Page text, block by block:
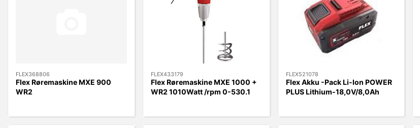
FLEX368806
Flex Røremaskine MXE 900
WR2
FLEX433179
Flex Røremaskine MXE 1000 +
WR2 1010Watt /rpm 0-530.1
FLEX521078
Flex Akku -Pack Li-Ion POWER
PLUS Lithium-18,0V/8,0Ah